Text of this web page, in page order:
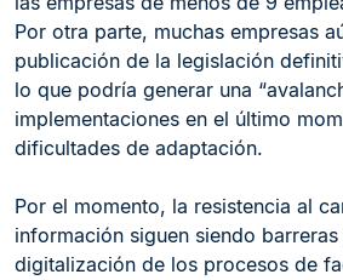
Por otra parte, muchas empresas
publicación de la legislación
lo que podría generar una
implementaciones en el último
dificultades de adaptación.
Por el momento, la resistencia al
información siguen siendo barreras
digitalización de los procesos de